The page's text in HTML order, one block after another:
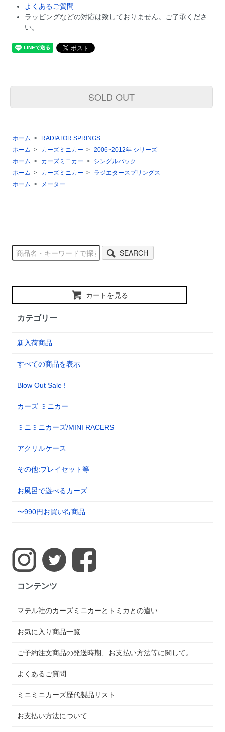
よくあるご質問
ラッピングなどの対応は致しておりません。ご了承くださ
い。
SOLD OUT
ホーム >
RADIATOR SPRINGS
ホーム > カーズミニカー > 2006~2012年 シリーズ
ホーム > カーズミニカー >
シングルパック
ホーム > カーズミニカー >
ラジエタースプリングス
ホーム > メーター
SEARCH
カートを見る
カテゴリー
新入荷商品
すべての商品を表示
Blow Out Sale !
カーズ ミニカー
ミニミニカーズ/MINI RACERS
アクリルケース
その他:プレイセット等
お風呂で遊べるカーズ
〜990円お買い得商品
コンテンツ
マテル社のカーズミニカーとトミカとの違い
お気に入り商品一覧
ご予約注文商品の発送時期、お支払い方法等に関して。
よくあるご質問
ミニミニカーズ歴代製品リスト
お支払い方法について